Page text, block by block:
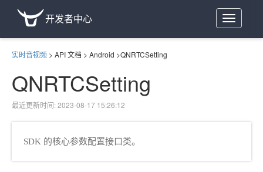
Toggle
navigation
开发者中心
实时音视频 > API 文档 > Android >QNRTCSetting
QNRTCSetting
最近更新时间: 2023-08-17 15:26:12
SDK 的核心参数配置接口类。